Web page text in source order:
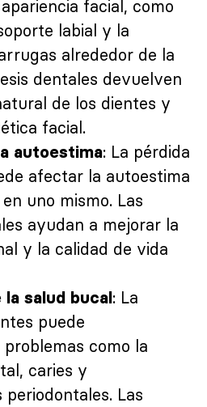
facial, como
labial y la
alrededor de la
dentales devuelven
de los dientes y
facial.
autoestima: La pérdida
afectar la autoestima
uno mismo. Las
ayudan a mejorar la
y la calidad de vida
la salud bucal: La
puede
como la
caries y
Las